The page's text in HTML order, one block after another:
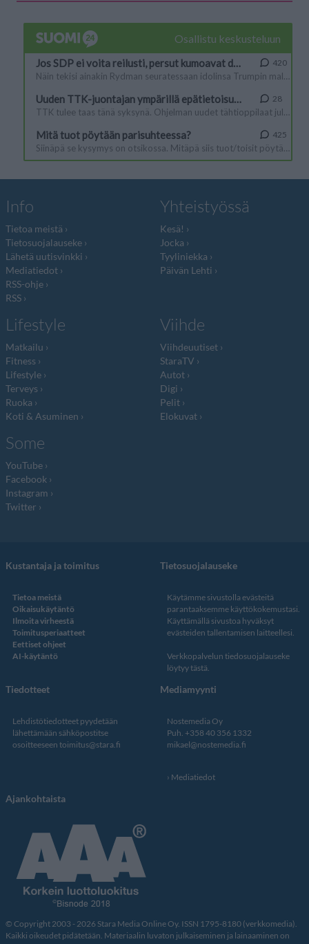
Info
Tietoa meistä
Tietosuojalauseke
Lähetä uutisvinkki
Mediatiedot
RSS-ohje
RSS
Yhteistyössä
Kesä!
Jocka
Tyyliniekka
Päivän Lehti
Lifestyle
Matkailu
Fitness
Lifestyle
Terveys
Ruoka
Koti & Asuminen
Viihde
Viihdeuutiset
StaraTV
Autot
Digi
Pelit
Elokuvat
Some
YouTube
Facebook
Instagram
Twitter
Kustantaja ja toimitus
Tietoa meistä
Oikaisukäytäntö
Ilmoita virheestä
Toimitusperiaatteet
Eettiset ohjeet
AI-käytäntö
Tietosuojalauseke
Käytämme sivustolla evästeitä
parantaaksemme käyttökokemustasi.
Käyttämällä sivustoa hyväksyt
evästeiden tallentamisen laitteellesi.
Verkkopalvelun tiedosuojalauseke
löytyy tästä.
Tiedotteet
Lehdistötiedotteet pyydetään
lähettämään sähköpostitse
osoitteeseen toimitus@stara.fi
Mediamyynti
Nostemedia Oy
Puh. +358 40 356 1332
mikael@nostemedia.fi
Mediatiedot
Ajankohtaista
© Copyright 2003 - 2026 Stara Media Online Oy. ISSN 1795-8180 (verkkomedia).
Kaikki oikeudet pidätetään. Materiaalin luvaton julkaiseminen ja lainaaminen on